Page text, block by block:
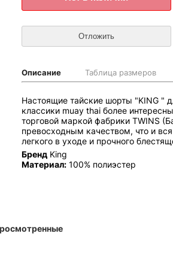
Описание Таблица размеров
Настоящие тайские шорты "KING "
классики muay thai более
торговой маркой фабрики TWINS
превосходным качеством, что и
легкого в уходе и прочного
Бренд King
Материал: 100% полиэстер